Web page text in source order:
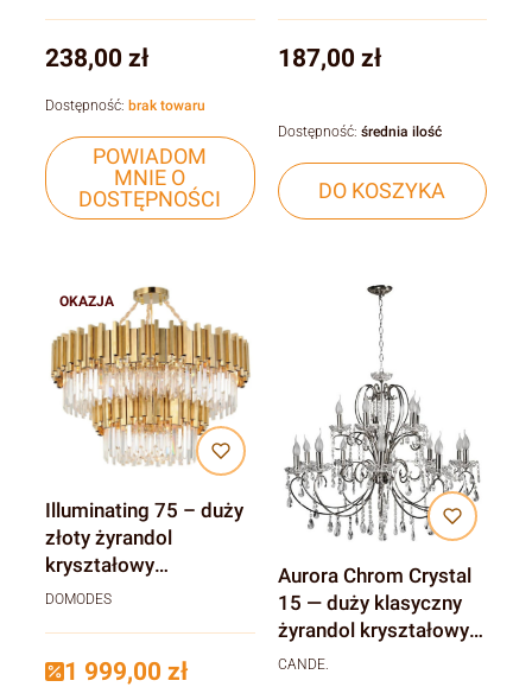
Cena
238,00 zł
POWIADOM
MNIE O
DOSTĘPNOŚCI
Dostępność: brak towaru
Cena
187,00 zł
DO KOSZYKA
Dostępność: średnia ilość
OKAZJA
Illuminating 75 – duży
złoty żyrandol
kryształowy
nowoczesny do
DOMODES
1 999,00 zł
Aurora Chrom Crystal
15 — duży klasyczny
żyrandol kryształowy
czarny
CANDE.